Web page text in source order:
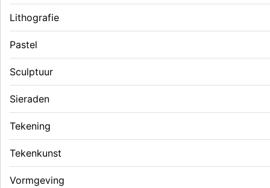
Lithografie
Pastel
Sculptuur
Sieraden
Tekening
Tekenkunst
Vormgeving